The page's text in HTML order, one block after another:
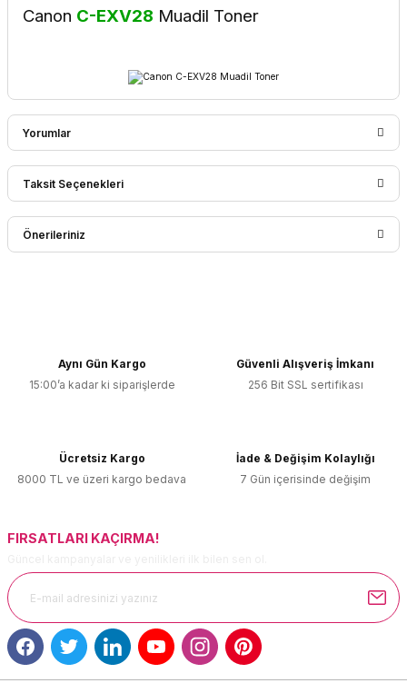
Canon C-EXV28 Muadil Toner
Yorumlar
Bu ürüne ilk yorumu siz yapın!
Taksit Seçenekleri
Önerileriniz
Ürün resmi kalitesiz, bozuk veya görüntülenemiyor.
Ürün fiyatı diğer sitelerden daha pahalı.
Bu ürüne benzer farklı alternatifler olmalı.
Aynı Gün Kargo
15:00’a kadar ki siparişlerde
Güvenli Alışveriş İmkanı
256 Bit SSL sertifikası
Ücretsiz Kargo
8000 TL ve üzeri kargo bedava
İade & Değişim Kolaylığı
7 Gün içerisinde değişim
FIRSATLARI KAÇIRMA!